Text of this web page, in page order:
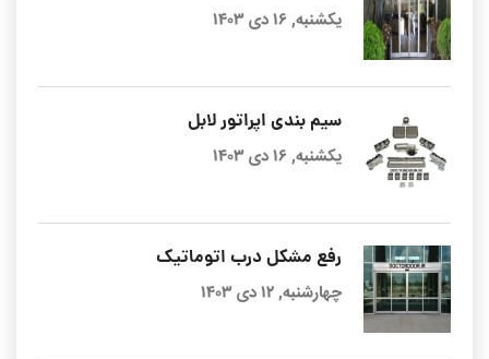
یکشنبه, ۱۶ دی ۱۴۰۳
سیم بندی اپراتور لابل
یکشنبه, ۱۶ دی ۱۴۰۳
رفع مشکل درب اتوماتیک
چهارشنبه, ۱۲ دی ۱۴۰۳